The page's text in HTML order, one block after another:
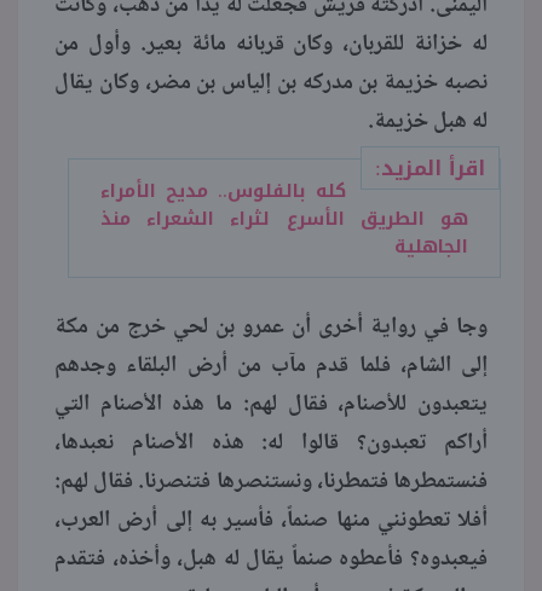
له خزانة للقربان، وكان قربانه مائة بعير. وأول من
نصبه خزيمة بن مدركه بن إلياس بن مضر، وكان يقال
له هبل خزيمة.
اقرأ المزيد:
كله بالفلوس.. مديح الأمراء
هو الطريق الأسرع لثراء الشعراء منذ
الجاهلية
وجا في رواية أخرى أن عمرو بن لحي خرج من مكة
إلى الشام، فلما قدم مآب من أرض البلقاء وجدهم
يتعبدون للأصنام، فقال لهم: ما هذه الأصنام التي
أراكم تعبدون؟ قالوا له: هذه الأصنام نعبدها،
فنستمطرها فتمطرنا، ونستنصرها فتنصرنا. فقال لهم:
أفلا تعطونني منها صنماً، فأسير به إلى أرض العرب،
فيعبدوه؟ فأعطوه صنماً يقال له هبل، وأخذه، فتقدم